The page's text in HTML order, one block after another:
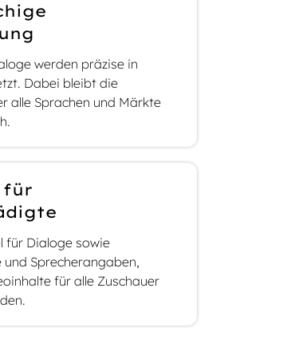
werden präzise in
Dabei bleibt die
alle Sprachen und Märkte
für
für Dialoge sowie
Sprecherangaben,
für alle Zuschauer